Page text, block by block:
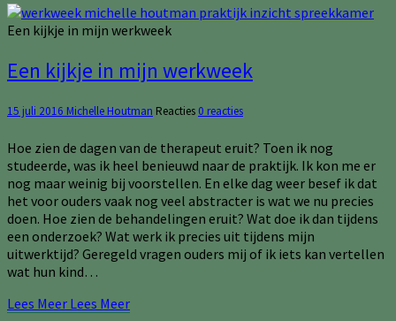
Een kijkje in mijn werkweek
Een kijkje in mijn werkweek
15 juli 2016 Michelle Houtman Reacties 0 reacties
Hoe zien de dagen van de therapeut eruit? Toen ik nog
studeerde, was ik heel benieuwd naar de praktijk. Ik kon me er
nog maar weinig bij voorstellen. En elke dag weer besef ik dat
het voor ouders vaak nog veel abstracter is wat we nu precies
doen. Hoe zien de behandelingen eruit? Wat doe ik dan tijdens
een onderzoek? Wat werk ik precies uit tijdens mijn
uitwerktijd? Geregeld vragen ouders mij of ik iets kan vertellen
wat hun kind…
Lees Meer Lees Meer